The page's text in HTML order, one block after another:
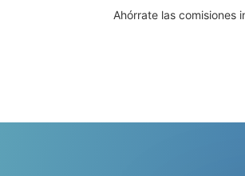
Ahórrate las comisiones